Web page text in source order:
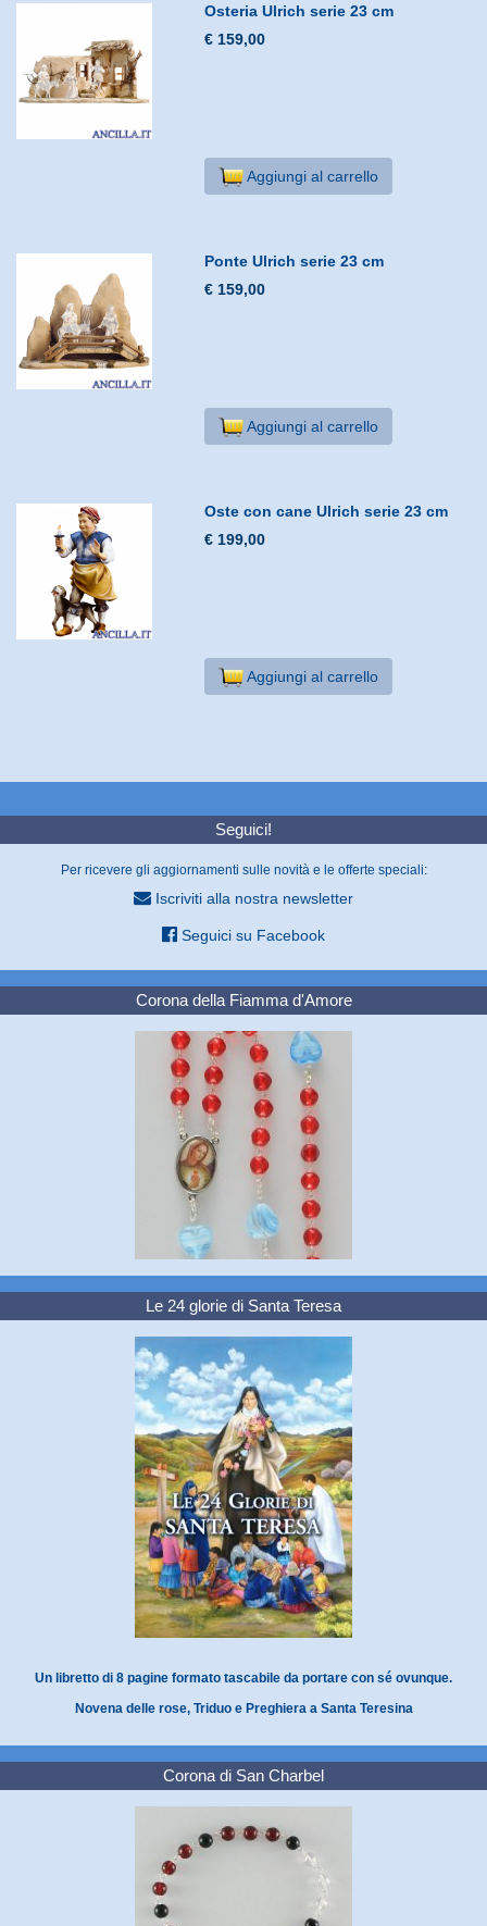
Osteria Ulrich serie 23 cm
€ 159,00
Aggiungi al carrello
Ponte Ulrich serie 23 cm
€ 159,00
Aggiungi al carrello
Oste con cane Ulrich serie 23 cm
€ 199,00
Aggiungi al carrello
Seguici!
Per ricevere gli aggiornamenti sulle novità e le offerte speciali:
Iscriviti alla nostra newsletter
Seguici su Facebook
Corona della Fiamma d'Amore
Le 24 glorie di Santa Teresa
Un libretto di 8 pagine formato tascabile da portare con sé ovunque.
Novena delle rose, Triduo e Preghiera a Santa Teresina
Corona di San Charbel